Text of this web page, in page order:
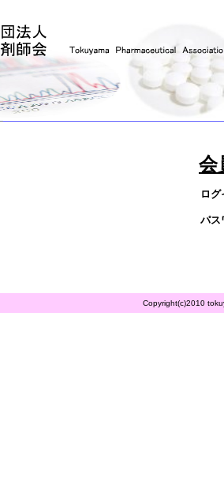
会
ログ
パス
Copyright(c)2010